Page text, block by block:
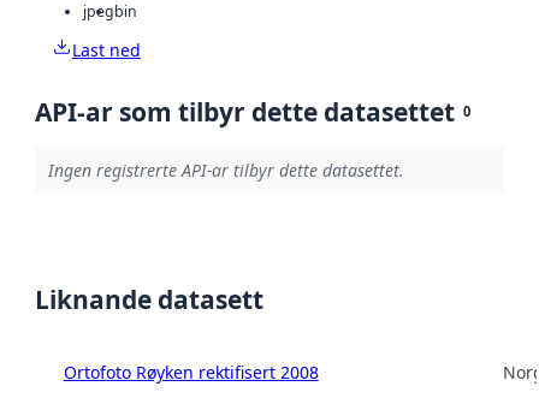
jpegbin
Last ned
API-ar som tilbyr dette datasettet 0
Ingen registrerte API-ar tilbyr dette datasettet.
Liknande datasett
Ortofoto Røyken rektifisert 2008